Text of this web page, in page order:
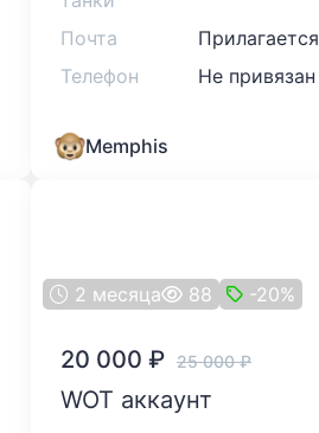
Почта
Прилагается
Телефон
Не привязан
Memphis
2 месяца 88 -20%
25 000₽
20 000 ₽
WOT аккаунт